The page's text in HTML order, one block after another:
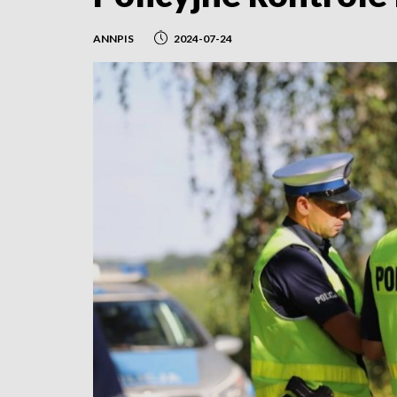
ANNPIS 2024-07-24